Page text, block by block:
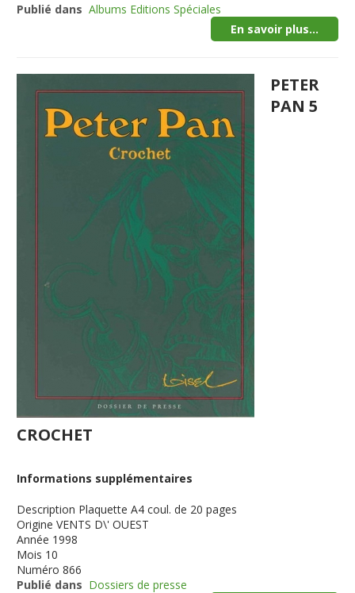
Publié dans Albums Editions Spéciales
En savoir plus...
PETER
PAN 5
CROCHET
Informations supplémentaires
Description Plaquette A4 coul. de 20 pages
Origine VENTS D\' OUEST
Année 1998
Mois 10
Numéro 866
Publié dans Dossiers de presse